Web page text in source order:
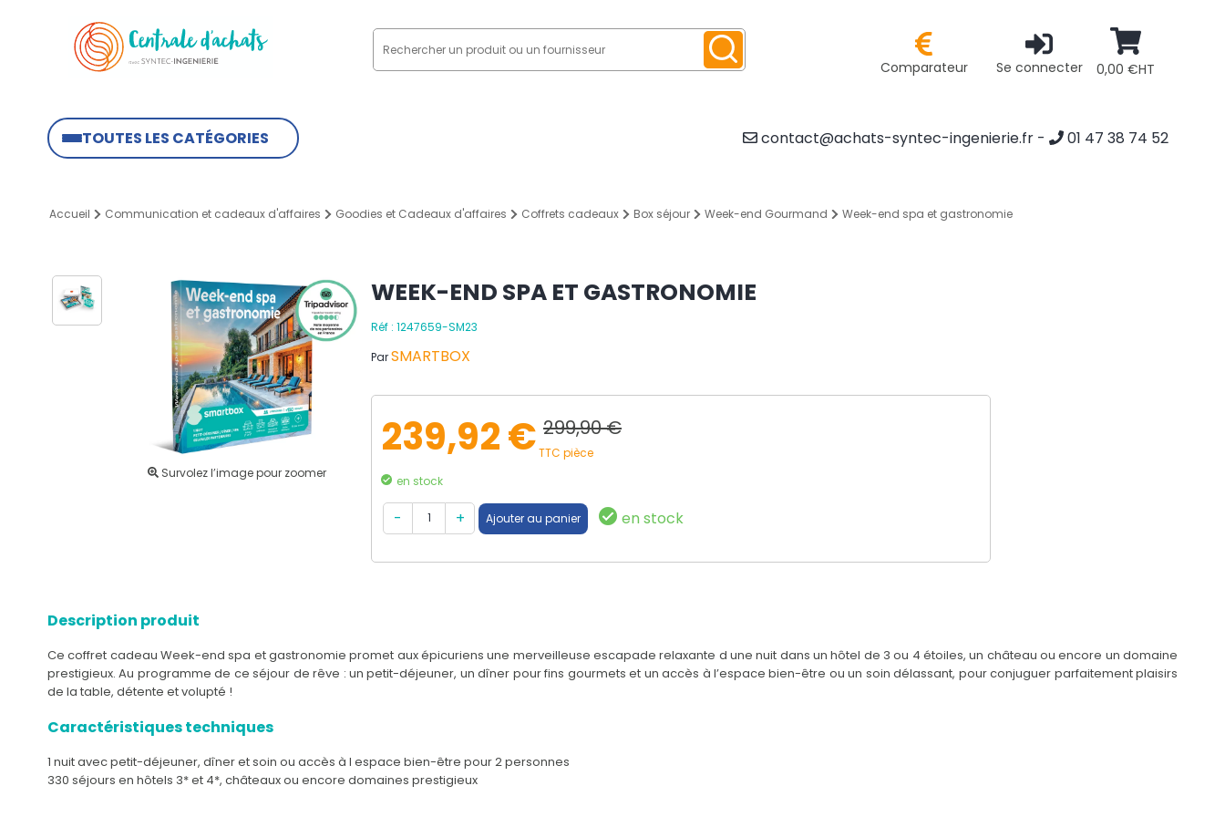
Comparateur Se connecter 0,00 €HT
TOUTES LES CATÉGORIES contact@achats-syntec-ingenierie.fr - 01 47 38 74 52
Accueil Communication et cadeaux d'affaires Goodies et Cadeaux d'affaires Coffrets cadeaux Box séjour Week-end Gourmand Week-end spa et gastronomie
Survolez l’image pour zoomer
WEEK-END SPA ET GASTRONOMIE
Réf : 1247659-SM23
ParSMARTBOX
239,92 € 299,90 €
TTC pièce
en stock
en stock
Description produit
Ce coffret cadeau Week-end spa et gastronomie promet aux épicuriens une merveilleuse escapade relaxante d une nuit dans un hôtel de 3 ou 4 étoiles, un château ou encore un domaine
prestigieux. Au programme de ce séjour de rêve : un petit-déjeuner, un dîner pour fins gourmets et un accès à l’espace bien-être ou un soin délassant, pour conjuguer parfaitement plaisirs
de la table, détente et volupté !
Caractéristiques techniques
1 nuit avec petit-déjeuner, dîner et soin ou accès à l espace bien-être pour 2 personnes
330 séjours en hôtels 3* et 4*, châteaux ou encore domaines prestigieux